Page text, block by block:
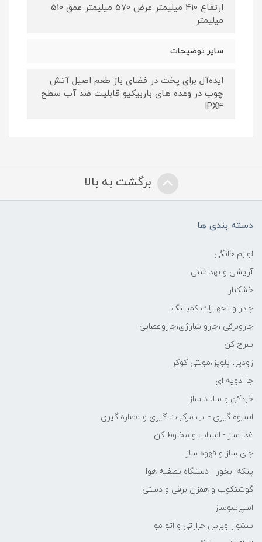
ارتفاع 410 میلیمتر عرض 570 میلیمتر عمق 510
میلیمتر
سایر توضیحات
ایده‌آل برای پخت در فضای باز طعم اصیل آتش
چوب در وعده های باربیکیو قابلیت ضد آب سطح
IPX4
برگشت به بالا
دسته بندی ها
لوازم خانگی
آرایشی و بهداشتی
خشکبار
چادر و تجهیزات کمپینگ
جاروبرقی ،جارو شارژی،جاروعصایی
سرخ کن
زودپز، پلوپز،مولتی کوکر
جا ادویه ای
خردکن و سالاد ساز
ابمیوه گیری - اب مرکبات گیری و عصاره گیری
غذا ساز - اسیاب و مخلوط کن
چای ساز و قهوه ساز
پنکه- بخور - دستگاه تصفیه هوا
گوشتکوب و همزن برقی و دستی
اسپرسوساز
سشوار وبرس حرارتی و اتو مو